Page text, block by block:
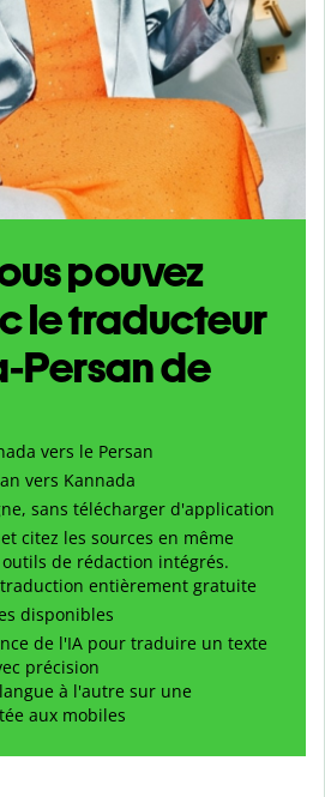
pouvez
le traducteur
Persan de
vers le Persan
vers Kannada
sans télécharger d'application
citez les sources en même
de rédaction intégrés.
entièrement gratuite
disponibles
de l'IA pour traduire un texte
précision
à l'autre sur une
aux mobiles